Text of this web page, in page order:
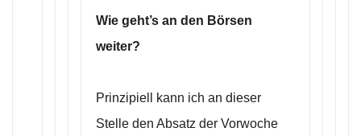
Wie geht’s an den Börsen
weiter?
Prinzipiell kann ich an dieser
Stelle den Absatz der Vorwoche